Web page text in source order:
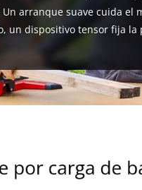
arranque suave cuida el
un dispositivo tensor fija la